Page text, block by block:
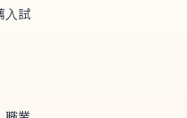
入試